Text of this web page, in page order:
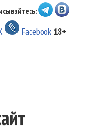
Facebook 18+